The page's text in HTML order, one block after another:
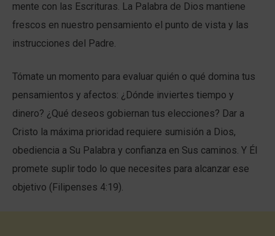
mente con las Escrituras. La Palabra de Dios mantiene
frescos en nuestro pensamiento el punto de vista y las
instrucciones del Padre.
Tómate un momento para evaluar quién o qué domina tus
pensamientos y afectos: ¿Dónde inviertes tiempo y
dinero? ¿Qué deseos gobiernan tus elecciones? Dar a
Cristo la máxima prioridad requiere sumisión a Dios,
obediencia a Su Palabra y confianza en Sus caminos. Y Él
promete suplir todo lo que necesites para alcanzar ese
objetivo (Filipenses 4:19).